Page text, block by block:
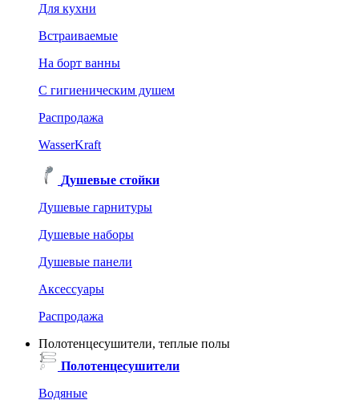
Для кухни
Встраиваемые
На борт ванны
C гигиеническим душем
Распродажа
WasserKraft
Душевые стойки
Душевые гарнитуры
Душевые наборы
Душевые панели
Аксессуары
Распродажа
Полотенцесушители, теплые полы
Полотенцесушители
Водяные